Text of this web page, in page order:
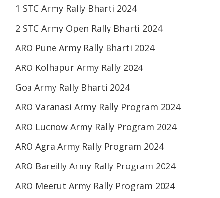
1 STC Army Rally Bharti 2024
2 STC Army Open Rally Bharti 2024
ARO Pune Army Rally Bharti 2024
ARO Kolhapur Army Rally 2024
Goa Army Rally Bharti 2024
ARO Varanasi Army Rally Program 2024
ARO Lucnow Army Rally Program 2024
ARO Agra Army Rally Program 2024
ARO Bareilly Army Rally Program 2024
ARO Meerut Army Rally Program 2024